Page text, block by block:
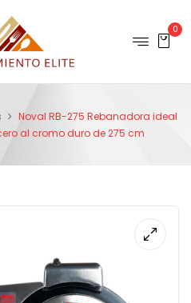
0
Noval RB-275 Rebanadora ideal
al cromo duro de 275 cm